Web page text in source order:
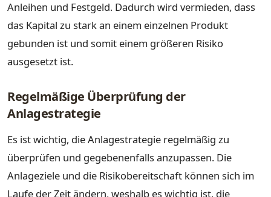
Anleihen und Festgeld. Dadurch wird vermieden, dass
das Kapital zu stark an einem einzelnen Produkt
gebunden ist und somit einem größeren Risiko
ausgesetzt ist.
Regelmäßige Überprüfung der
Anlagestrategie
Es ist wichtig, die Anlagestrategie regelmäßig zu
überprüfen und gegebenenfalls anzupassen. Die
Anlageziele und die Risikobereitschaft können sich im
Laufe der Zeit ändern, weshalb es wichtig ist, die